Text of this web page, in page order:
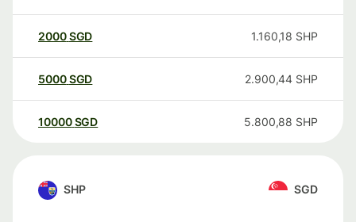
2000SGD 1.160,18 SHP
5000SGD 2.900,44 SHP
10000 SGD 5.800,88 SHP
SHP SGD